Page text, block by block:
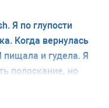
Я по глупости
Когда вернулась
и гудела. Я
полоскание, но
в выключенном